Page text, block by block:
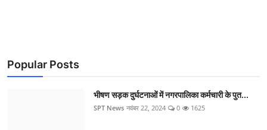
Popular Posts
भीषण सड़क दुर्घटनाओं में नगरपालिका कर्मचारी के पुत...
SPT News नवंबर 22, 2024 0 1625